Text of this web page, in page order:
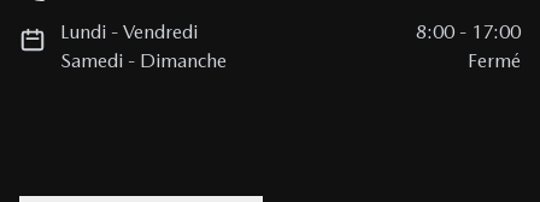
Lundi -Vendredi 8:00 - 17:00
Samedi - Dimanche Fermé